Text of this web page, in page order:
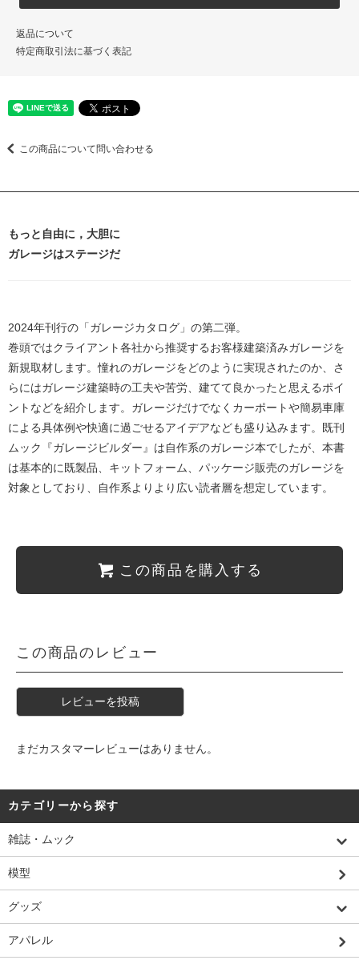
返品について
特定商取引法に基づく表記
この商品について問い合わせる
もっと自由に，大胆に
ガレージはステージだ
2024年刊行の「ガレージカタログ」の第二弾。
巻頭ではクライアント各社から推奨するお客様建築済みガレージを
新規取材します。憧れのガレージをどのように実現されたのか、さ
らにはガレージ建築時の工夫や苦労、建てて良かったと思えるポイ
ントなどを紹介します。ガレージだけでなくカーポートや簡易車庫
による具体例や快適に過ごせるアイデアなども盛り込みます。既刊
ムック『ガレージビルダー』は自作系のガレージ本でしたが、本書
は基本的に既製品、キットフォーム、パッケージ販売のガレージを
対象としており、自作系よりより広い読者層を想定しています。
この商品を購入する
この商品のレビュー
レビューを投稿
まだカスタマーレビューはありません。
カテゴリーから探す
雑誌・ムック
模型
グッズ
アパレル